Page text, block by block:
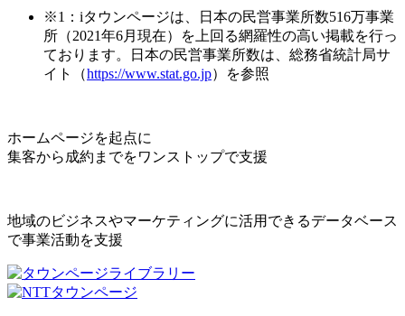
※1：iタウンページは、日本の民営事業所数516万事業
所（2021年6月現在）を上回る網羅性の高い掲載を行っ
ております。日本の民営事業所数は、総務省統計局サ
イト（https://www.stat.go.jp）を参照
ホームページを起点に
集客から成約までをワンストップで支援
地域のビジネスやマーケティングに活用できるデータベース
で事業活動を支援